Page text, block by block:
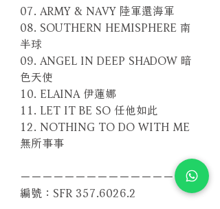
07. ARMY & NAVY 陸軍還海軍
08. SOUTHERN HEMISPHERE 南
半球
09. ANGEL IN DEEP SHADOW 暗
色天使
10. ELAINA 伊蓮娜
11. LET IT BE SO 任他如此
12. NOTHING TO DO WITH ME
無所事事
－－－－－－－－－－－－－－－－
編號：SFR 357.6026.2